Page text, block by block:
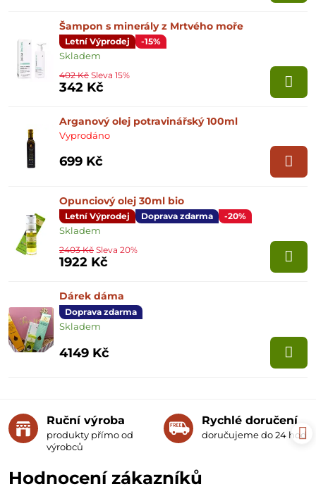
Šampon s minerály z Mrtvého moře
Letní Výprodej -15%
Skladem
342 Kč
402 Kč Sleva 15%
Arganový olej potravinářský 100ml
Vyprodáno
699 Kč
Opunciový olej 30ml bio
Letní Výprodej Doprava zdarma -20%
Skladem
1922 Kč
2403 Kč Sleva 20%
Dárek dáma
Doprava zdarma
Skladem
4149 Kč
Ruční výroba
produkty přímo od
výrobců
Rychlé doručení
doručujeme do 24 hodin
Hodnocení zákazníků